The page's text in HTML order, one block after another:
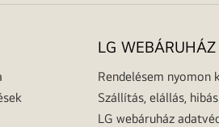
LG WEBÁRUHÁZ
Rendelésem nyomon
Szállítás, elállás,
LG webáruház